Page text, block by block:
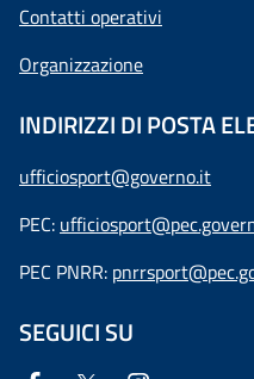
Contatti operativi
Organizzazione
INDIRIZZI DI POSTA
ufficiosport@governo.it
PEC:
PEC PNRR:
SEGUICI SU